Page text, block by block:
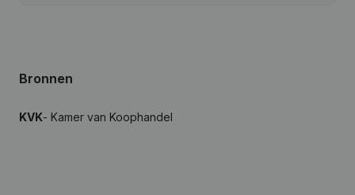
Bronnen
KVK- Kamer van Koophandel